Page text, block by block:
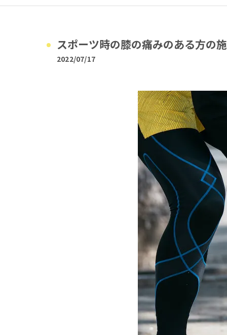
スポーツ時の膝の痛みのある方の
2022/07/17